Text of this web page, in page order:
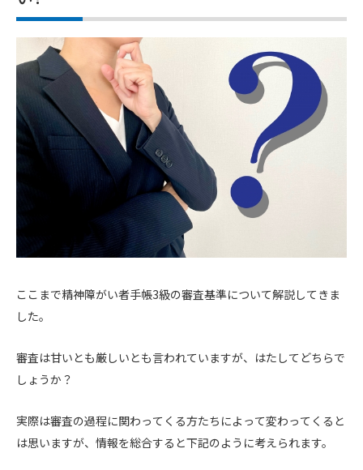
ここまで精神障がい者手帳3級の審査基準について解説してきま
した。
審査は甘いとも厳しいとも言われていますが、はたしてどちらで
しょうか？
実際は審査の過程に関わってくる方たちによって変わってくると
は思いますが、情報を総合すると下記のように考えられます。